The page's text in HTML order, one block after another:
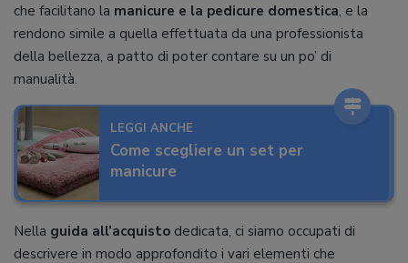
che facilitano la manicure e la pedicure domestica, e la
rendono simile a quella effettuata da una professionista
della bellezza, a patto di poter contare su un po’ di
manualità.
LEGGI ANCHE
Come scegliere un set per
manicure
Nella guida all’acquisto dedicata, ci siamo occupati di
descrivere in modo approfondito i vari elementi che